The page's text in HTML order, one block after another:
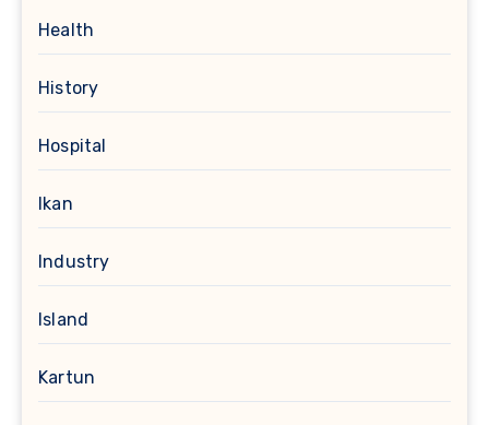
Health
History
Hospital
Ikan
Industry
Island
Kartun